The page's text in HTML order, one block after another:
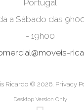
Portugal
a Sábado das
- 19h00
Ricardo © 2026. Privacy
Desktop Version Only